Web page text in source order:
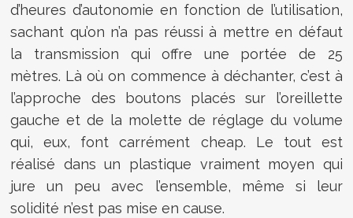
d’heures d’autonomie en fonction de l’utilisation,
sachant qu’on n’a pas réussi à mettre en défaut
la transmission qui offre une portée de 25
mètres. Là où on commence à déchanter, c’est à
l’approche des boutons placés sur l’oreillette
gauche et de la molette de réglage du volume
qui, eux, font carrément cheap. Le tout est
réalisé dans un plastique vraiment moyen qui
jure un peu avec l’ensemble, même si leur
solidité n’est pas mise en cause.